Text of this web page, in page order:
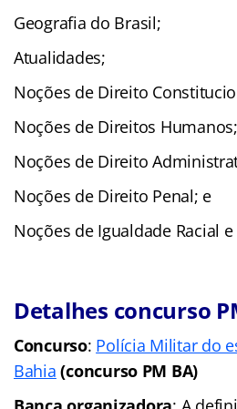
Geografia do Brasil;
Atualidades;
Noções de Direito
Noções de Direitos Humanos;
Noções de Direito
Noções de Direito Penal; e
Noções de Igualdade Racial
Detalhes concurso
Concurso: Polícia Militar do
Bahia (concurso PM BA)